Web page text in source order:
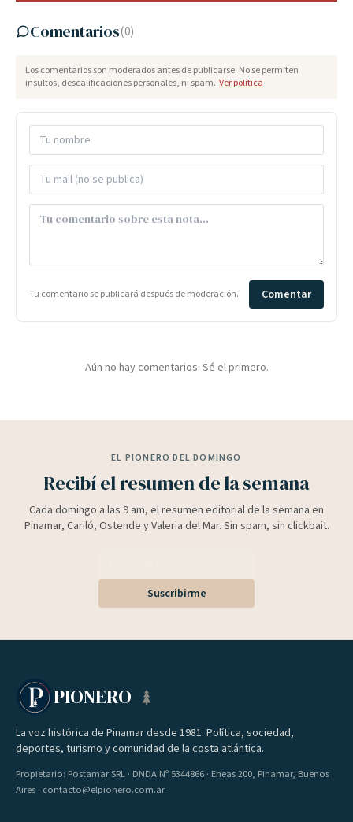
Comentarios(0)
Los comentarios son moderados antes de publicarse. No se permiten
insultos, descalificaciones personales, ni spam. Ver política
Tu comentario se publicará después de moderación. Comentar
Aún no hay comentarios. Sé el primero.
EL PIONERO DEL DOMINGO
Recibí el resumen de la semana
Cada domingo a las 9 am, el resumen editorial de la semana en
Pinamar, Cariló, Ostende y Valeria del Mar. Sin spam, sin clickbait.
Suscribirme
PIONERO
La voz histórica de Pinamar desde 1981. Política, sociedad,
deportes, turismo y comunidad de la costa atlántica.
Propietario: Postamar SRL · DNDA Nº 5344866 · Eneas 200, Pinamar, Buenos
Aires · contacto@elpionero.com.ar